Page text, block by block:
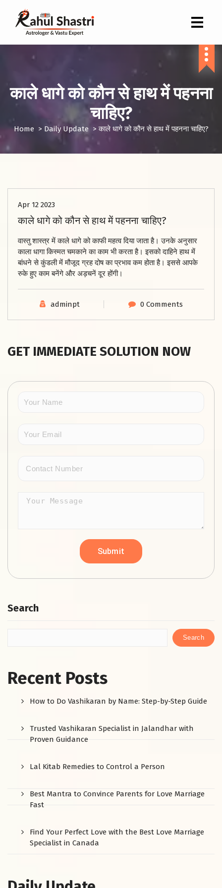
काले धागे को कौन से हाथ में पहनना
चाहिए?
Home > Daily Update>काले धागे को कौन से हाथ में पहनना चाहिए?
Apr 12 2023
काले धागे को कौन से हाथ में पहनना चाहिए?
वास्तु शास्त्र में काले धागे को काफी महत्व दिया जाता है। उनके अनुसार
काला धागा किस्मत चमकाने का काम भी करता है। इसको दाहिने हाथ में
बांधने से कुंडली में मौजूद ग्रह दोष का प्रभाव कम होता है। इससे आपके
रुके हुए काम बनेंगे और अड़चनें दूर होंगी।
adminpt 0 Comments
GET IMMEDIATE SOLUTION NOW
Search
Search
Recent Posts
How to Do Vashikaran by Name: Step-by-Step Guide
Trusted Vashikaran Specialist in Jalandhar with
Proven Guidance
Lal Kitab Remedies to Control a Person
Best Mantra to Convince Parents for Love Marriage
Fast
Find Your Perfect Love with the Best Love Marriage
Specialist in Canada